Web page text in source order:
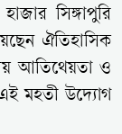
সিঙ্গাপুরি
ঐতিহাসিক
আতিথেয়তা ও
এই মহতী উদ্যোগ